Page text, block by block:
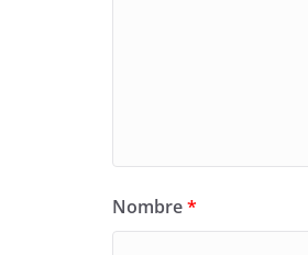
Nombre*